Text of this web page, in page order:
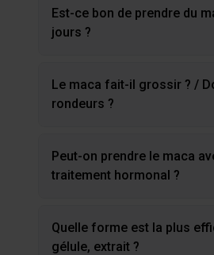
Est-ce bon de prendre du
jours ?
Le maca fait-il grossir ? /
rondeurs ?
Peut-on prendre le maca
traitement hormonal ?
Quelle forme est la plus
gélule, extrait ?